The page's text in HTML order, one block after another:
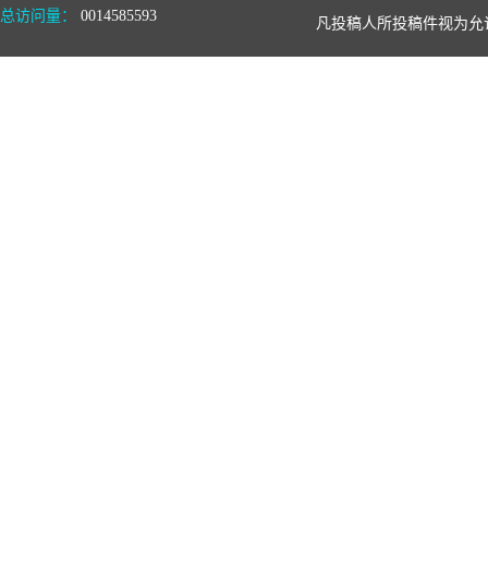
总访问量： 0014585593 凡投稿人所投稿件视为